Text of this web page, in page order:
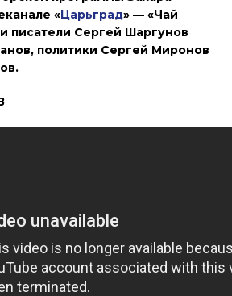
«Царьград» — «Чай
писатели Сергей Шаргунов
политики Сергей Миронов